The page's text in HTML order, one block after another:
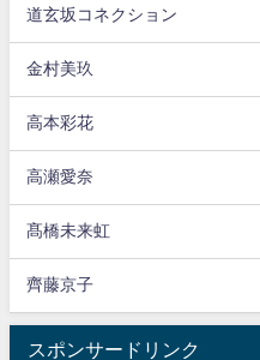
道玄坂コネクション
金村美玖
高本彩花
高瀬愛奈
髙橋未来虹
齊藤京子
スポンサードリンク